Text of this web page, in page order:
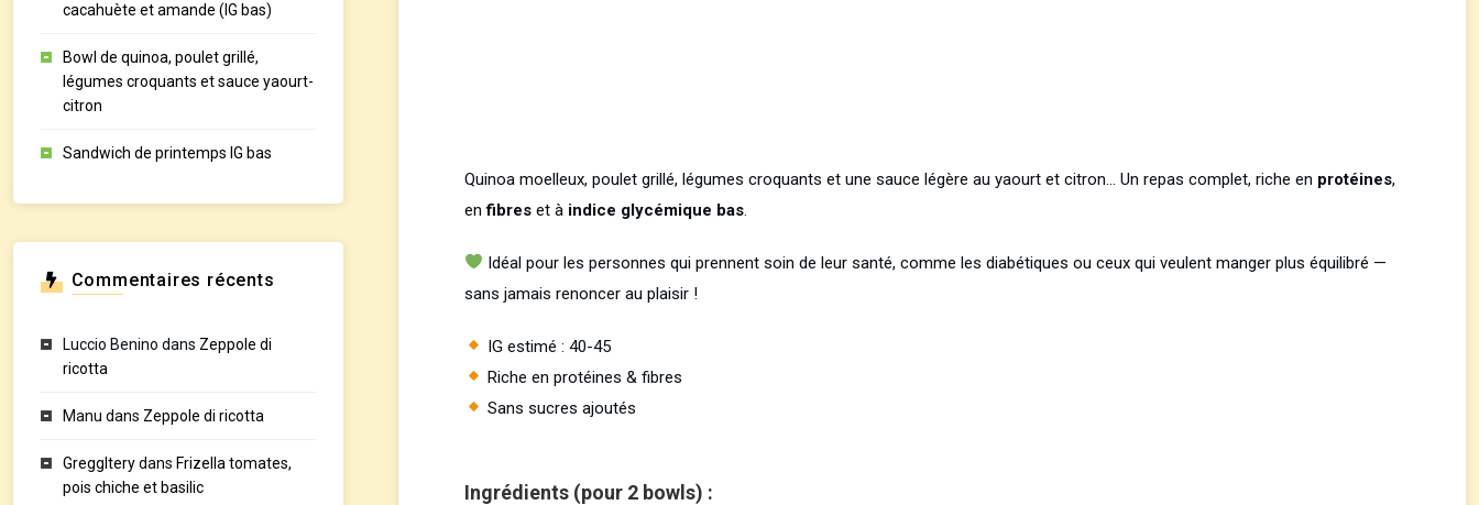
Quinoa moelleux, poulet grillé, légumes croquants et une sauce légère au yaourt et citron… Un repas complet, riche en protéines,
enfibres et à indice glycémique bas
Idéal pour les personnes qui prennent soin de leur santé, comme les diabétiques ou ceux qui veulent manger plus équilibré —
sans jamais renoncer au plaisir !
IG estimé : 40-45
Riche en protéines & fibres
Sans sucres ajoutés
Ingrédients (pour 2 bowls) :
cacahuète et amande (IG bas)
Bowl de quinoa, poulet grillé,
légumes croquants et sauce yaourt-
citron
Sandwich de printemps IG bas
Commentaires récents
Luccio Benino dans Zeppole di
ricotta
Manu dans Zeppole di ricotta
GreggIterydans Frizella tomates,
pois chiche et basilic